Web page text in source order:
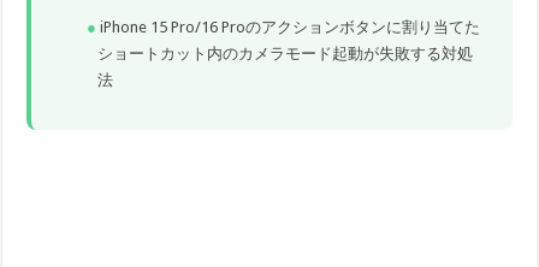
iPhone 15 Pro/16 Proのアクションボタンに割り当てた
ショートカット内のカメラモード起動が失敗する対処
法